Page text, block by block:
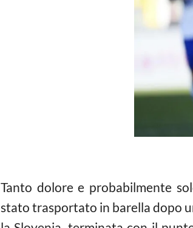
Tanto dolore e probabilmente
stato trasportato in barella dopo